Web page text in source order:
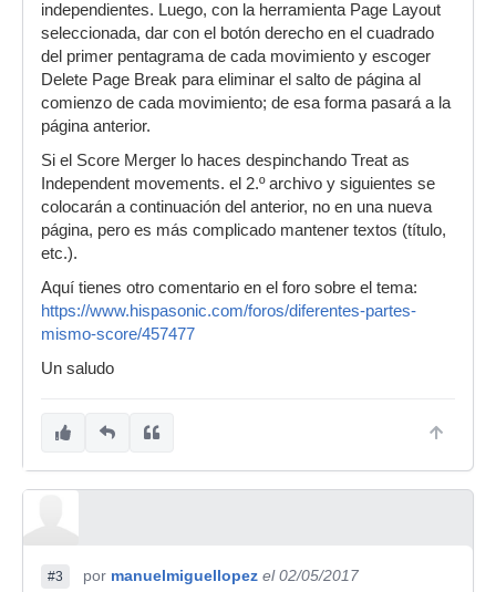
independientes. Luego, con la herramienta Page Layout
seleccionada, dar con el botón derecho en el cuadrado
del primer pentagrama de cada movimiento y escoger
Delete Page Break para eliminar el salto de página al
comienzo de cada movimiento; de esa forma pasará a la
página anterior.
Si el Score Merger lo haces despinchando Treat as
Independent movements. el 2.º archivo y siguientes se
colocarán a continuación del anterior, no en una nueva
página, pero es más complicado mantener textos (título,
etc.).
Aquí tienes otro comentario en el foro sobre el tema:
https://www.hispasonic.com/foros/diferentes-partes-
mismo-score/457477
Un saludo
#3 por manuelmiguellopez el 02/05/2017